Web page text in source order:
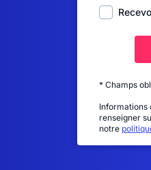
* Champs
Informations
renseigner
notre